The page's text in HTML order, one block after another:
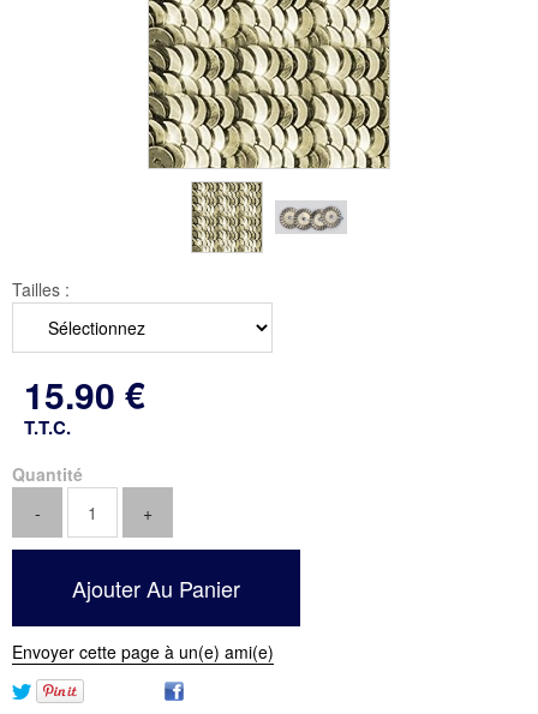
Tailles :
15.90 €
T.T.C.
Quantité
Envoyer cette page à un(e) ami(e)